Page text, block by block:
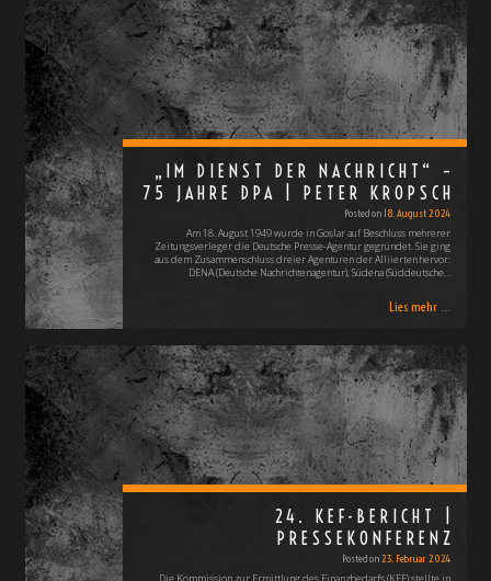
„IM DIENST DER NACHRICHT“ –
75 JAHRE DPA | PETER KROPSCH
Posted on 18. August 2024
Am 18. August 1949 wurde in Goslar auf Beschluss mehrerer
Zeitungsverleger die Deutsche Presse-Agentur gegründet. Sie ging
aus dem Zusammenschluss dreier Agenturen der Alliierten hervor:
DENA (Deutsche Nachrichtenagentur), Südena (Süddeutsche…
Lies mehr ...
24. KEF-BERICHT |
PRESSEKONFERENZ
Posted on23. Februar 2024